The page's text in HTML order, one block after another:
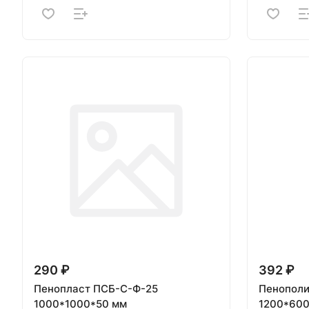
290 ₽
Пенопласт ПСБ-С-Ф-25
1000*1000*50 мм
392 ₽